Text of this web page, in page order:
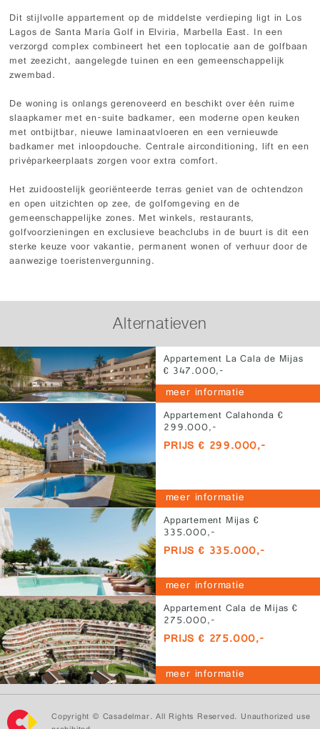
Dit stijlvolle appartement op de middelste verdieping ligt in Los
Lagos de Santa María Golf in Elviria, Marbella East. In een
verzorgd complex combineert het een toplocatie aan de golfbaan
met zeezicht, aangelegde tuinen en een gemeenschappelijk
zwembad.
De woning is onlangs gerenoveerd en beschikt over één ruime
slaapkamer met en-suite badkamer, een moderne open keuken
met ontbijtbar, nieuwe laminaatvloeren en een vernieuwde
badkamer met inloopdouche. Centrale airconditioning, lift en een
privéparkeerplaats zorgen voor extra comfort.
Het zuidoostelijk georiënteerde terras geniet van de ochtendzon
en open uitzichten op zee, de golfomgeving en de
gemeenschappelijke zones. Met winkels, restaurants,
golfvoorzieningen en exclusieve beachclubs in de buurt is dit een
sterke keuze voor vakantie, permanent wonen of verhuur door de
aanwezige toeristenvergunning.
Alternatieven
Appartement La Cala de Mijas
€ 347.000,-
PRIJS € 347.000,-
meer informatie
Appartement Calahonda €
299.000,-
PRIJS € 299.000,-
meer informatie
Appartement Mijas €
335.000,-
PRIJS € 335.000,-
meer informatie
Appartement Cala de Mijas €
275.000,-
PRIJS € 275.000,-
meer informatie
Copyright © Casadelmar. All Rights Reserved. Unauthorized use